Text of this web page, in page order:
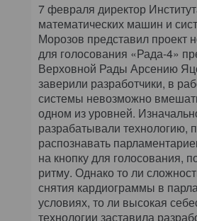
7 февраля директор
математических машин и
Морозов представил проект
для голосования «Рада-4»
Верховной Рады Арсению
заверили разработчики, в
системы невозможно
одном из уровней.
разрабатывали технологию,
распознавать
на кнопку для голосования,
ритму. Однако то ли
снятия кардиограммы в
условиях, то ли высокая
технологии заставила